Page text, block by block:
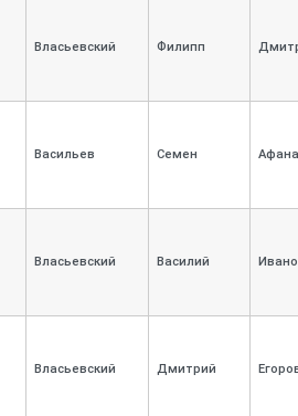
Власьевский Филипп
Васильев Семен
Власьевский Василий
Власьевский Дмитрий